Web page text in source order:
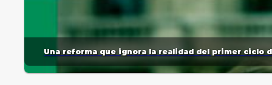
Una reforma que ignora la realidad del primer ciclo